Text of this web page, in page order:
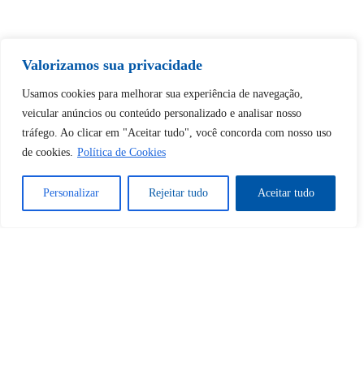
Valorizamos sua privacidade
Usamos cookies para melhorar sua experiência de navegação,
veicular anúncios ou conteúdo personalizado e analisar nosso
tráfego. Ao clicar em "Aceitar tudo", você concorda com nosso uso
de cookies. Política de Cookies
Personalizar Rejeitar tudo Aceitar tudo
Tem certeza de que deseja
desbloquear esta publicação?
Desbloquear esquerda : 0